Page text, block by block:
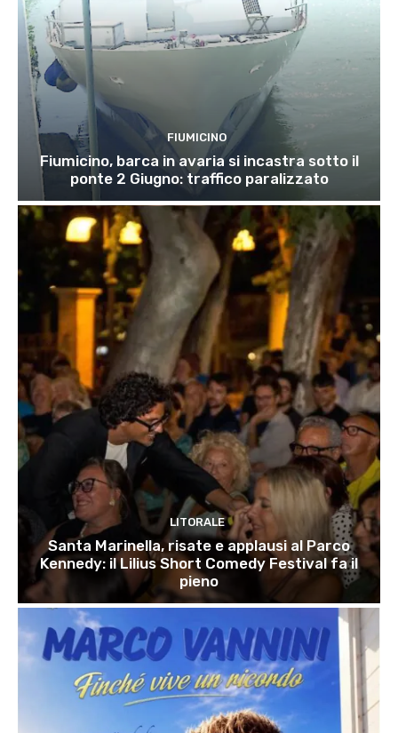
FIUMICINO
Fiumicino, barca in avaria si incastra sotto il
ponte 2 Giugno: traffico paralizzato
LITORALE
Santa Marinella, risate e applausi al Parco
Kennedy: il Lilius Short Comedy Festival fa il
pieno